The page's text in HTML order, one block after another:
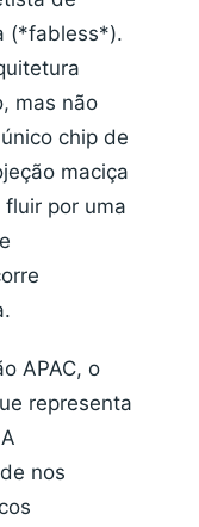
(*fabless*).
mas não
chip de
maciça
por uma
APAC, o
representa
nos